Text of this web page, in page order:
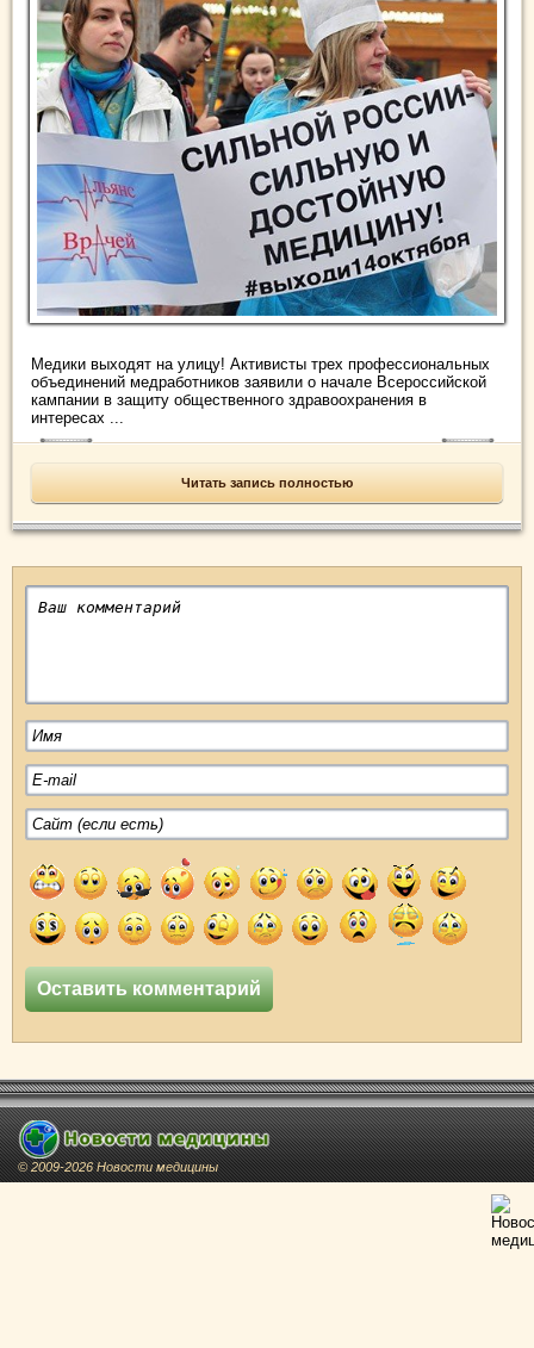
Медики выходят на улицу! Активисты трех профессиональных
объединений медработников заявили о начале Всероссийской
кампании в защиту общественного здравоохранения в
интересах ...
Читать запись полностью
© 2009-2026 Новости медицины